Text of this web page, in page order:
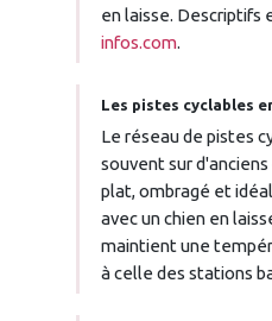
en laisse. Descriptifs
infos.com.
Les pistes cyclables
Le réseau de pistes
souvent sur
plat, ombragé et
avec un chien en
maintient une
à celle des stations